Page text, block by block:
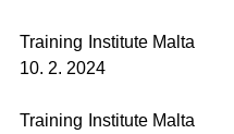
Training Institute Malta 	4. 2. 2024 -
10. 2. 2024
Training Institute Malta 	7. 7. 2024 -